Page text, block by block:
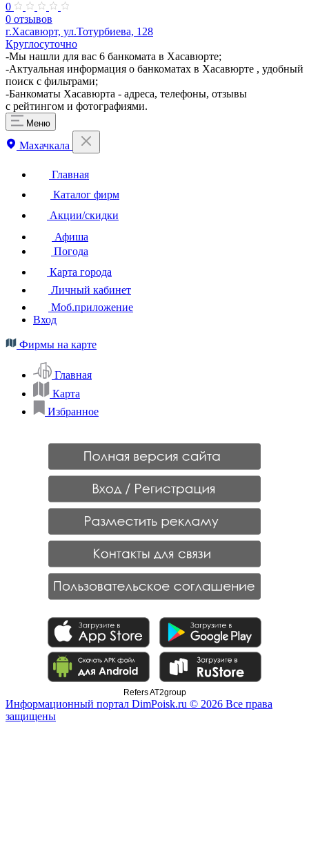
0
0 отзывов
г.Хасавюрт, ул.Тотурбиева, 128
Круглосуточно
-Мы нашли для вас 6 банкомата в Хасавюрте;
-Актуальная информация о банкоматах в Хасавюрте , удобный
поиск с фильтрами;
-Банкоматы Хасавюрта - адреса, телефоны, отзывы
с рейтингом и фотографиями.
Меню
Махачкала
Главная
Каталог фирм
Акции/скидки
Афиша
Погода
Карта города
Личный кабинет
Моб.приложение
Вход
Фирмы на карте
Главная
Карта
Избранное
Refers AT2group
Информационный портал DimPoisk.ru © 2026 Все права
защищены